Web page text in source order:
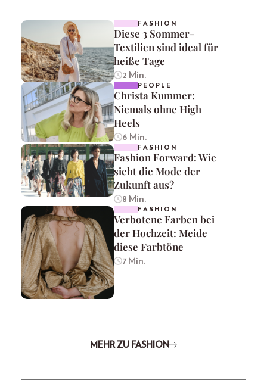
FASHION
Diese 3 Sommer-
Textilien sind ideal für
heiße Tage
2 Min.
PEOPLE
Christa Kummer:
Niemals ohne High
Heels
6 Min.
FASHION
Fashion Forward: Wie
sieht die Mode der
Zukunft aus?
8 Min.
FASHION
Verbotene Farben bei
der Hochzeit: Meide
diese Farbtöne
7 Min.
MEHR ZU FASHION